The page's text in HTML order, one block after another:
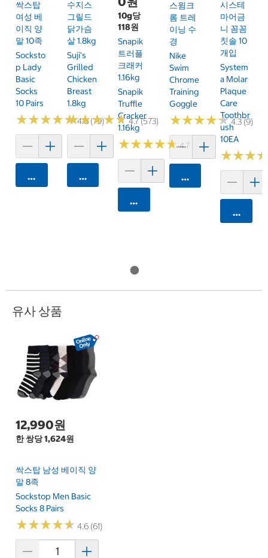
싹스탑
여성 베
이직 양
말 10족
Socksto
P Lady
Basic
Socks
10 Pairs
★★★★★
★★★★★4.6 (79)
카트에 담기
수지스
그릴드
닭가슴
살 1.8kg
Suji's
Grilled
Chicken
Breast
1.8kg
★★★★★
★★★★★4.7 (573)
카트에 담기
10g당
118원
Snapik
트러플
크래커
1.16kg
Snapik
Truffle
Cracker
1.16kg
★★★★★
★★★★★4.7 (161)
카트에 담기
스윔크
롬 트레
이닝 수
경
Nike
Swim
Chrome
Training
Goggle
★★★★★
★★★★★4.3 (9)
카트에 담기
시스테
마어금
니 꼼꼼
칫솔 10
개입
System
A Molar
Plaque
Care
Toothbr
Ush
10EA
★★★
★★★
카트에
유사 상품
12,990원
한 쌍당 1,624원
싹스탑 남성 베이직 양
말 8족
Sockstop Men Basic
Socks 8 Pairs
★★★★★
★★★★★ 4.6 (61)